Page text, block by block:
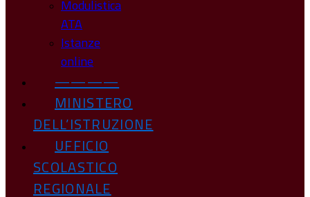
Modulistica
ATA
Istanze
online
————
MINISTERO
DELL’ISTRUZIONE
UFFICIO
SCOLASTICO
REGIONALE